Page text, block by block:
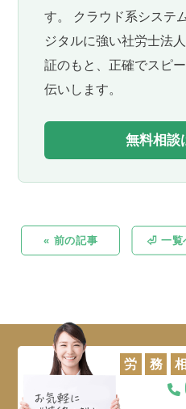
す。 クラウド系システ
ジタルに強い社労士法
証のもと、正確でスピ
伝いします。
無料相談
« 前の記事 ⏎ 一覧
労 務 相